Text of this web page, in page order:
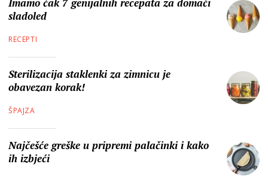
Imamo čak 7 genijalnih recepata za domaći
sladoled
RECEPTI
Sterilizacija staklenki za zimnicu je
obavezan korak!
ŠPAJZA
Najčešće greške u pripremi palačinki i kako
ih izbjeći